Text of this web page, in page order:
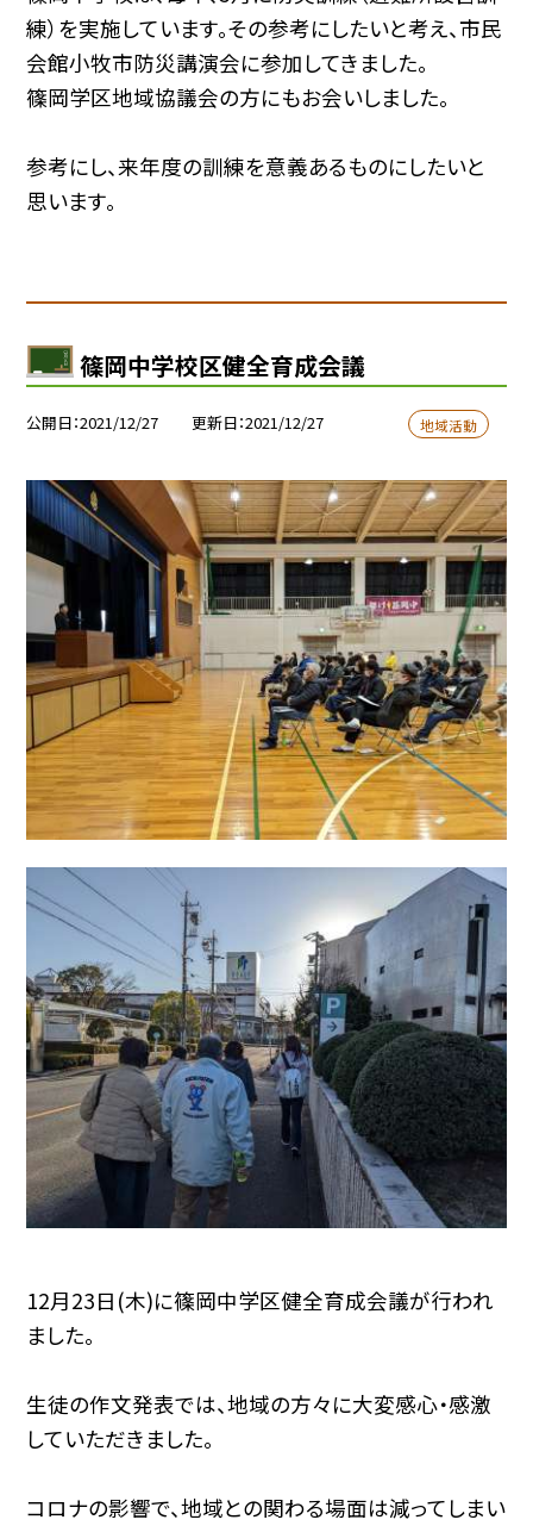
練）を実施しています。その参考にしたいと考え、市民
会館小牧市防災講演会に参加してきました。
篠岡学区地域協議会の方にもお会いしました。
参考にし、来年度の訓練を意義あるものにしたいと
思います。
篠岡中学校区健全育成会議
公開日 2021/12/27 更新日 2021/12/27 地域活動
12月23日(木)に篠岡中学区健全育成会議が行われ
ました。
生徒の作文発表では、地域の方々に大変感心・感激
していただきました。
コロナの影響で、地域との関わる場面は減ってしまい